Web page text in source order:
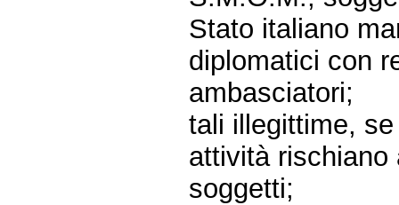
Stato italiano
diplomatici con
ambasciatori;
tali illegittime,
attività rischiano
soggetti;